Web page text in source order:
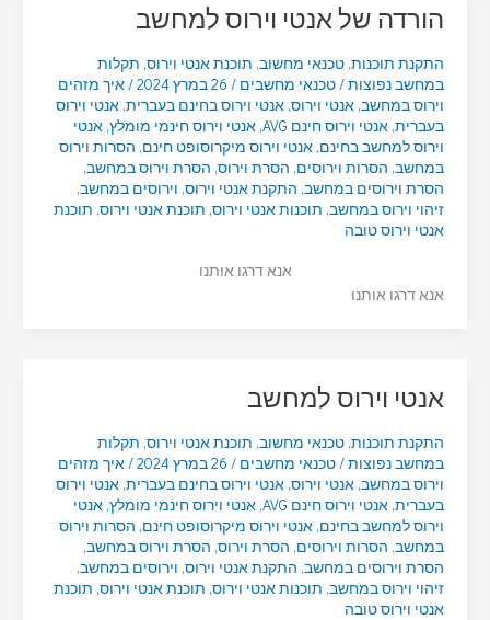
הורדה של אנטי וירוס למחשב
התקנת תוכנות, טכנאי מחשוב, תוכנת אנטי וירוס, תקלות
במחשב נפוצות/טכנאי מחשבים / 26 במרץ 2024 /איך מזהים
וירוס במחשב, אנטי וירוס, אנטי וירוס בחינם בעברית, אנטי וירוס
בעברית, אנטי וירוס חינם AVG , אנטי וירוס חינמי מומלץ, אנטי
וירוס למחשב בחינם, אנטי וירוס מיקרוסופט חינם, הסרות וירוס
במחשב, הסרות וירוסים, הסרת וירוס, הסרת וירוס במחשב,
הסרת וירוסים במחשב, התקנת אנטי וירוס, וירוסים במחשב,
זיהוי וירוס במחשב, תוכנות אנטי וירוס, תוכנת אנטי וירוס, תוכנת
אנטי וירוס טובה
אנא דרגו אותנו
אנא דרגו אותנו
אנטי וירוס למחשב
התקנת תוכנות, טכנאי מחשוב, תוכנת אנטי וירוס, תקלות
במחשב נפוצות/טכנאי מחשבים / 26 במרץ 2024 /איך מזהים
וירוס במחשב, אנטי וירוס, אנטי וירוס בחינם בעברית, אנטי וירוס
בעברית, אנטי וירוס חינם AVG , אנטי וירוס חינמי מומלץ, אנטי
וירוס למחשב בחינם, אנטי וירוס מיקרוסופט חינם, הסרות וירוס
במחשב, הסרות וירוסים, הסרת וירוס, הסרת וירוס במחשב,
הסרת וירוסים במחשב, התקנת אנטי וירוס, וירוסים במחשב,
זיהוי וירוס במחשב, תוכנות אנטי וירוס, תוכנת אנטי וירוס, תוכנת
אנטי וירוס טובה